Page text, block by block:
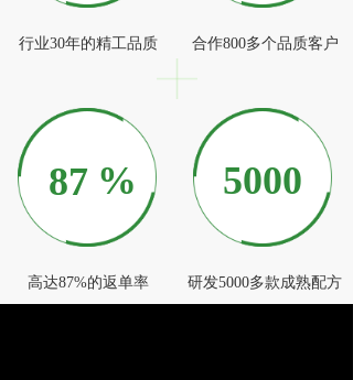
合作800多个品质客户
行业30年的精工品质
%
研发5000多款成熟配方
高达87%的返单率
87 5000